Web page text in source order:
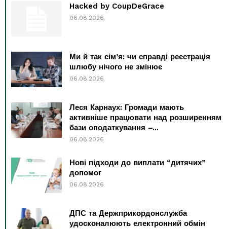
Hacked by CoupDeGrace
06.08.2026
Ми й так сім’я: чи справді реєстрація
шлюбу нічого не змінює
06.08.2026
Леся Карнаух: Громади мають
активніше працювати над розширенням
бази оподаткування –...
06.08.2026
Нові підходи до виплати “дитячих”
допомог
06.08.2026
ДПС та Держприкордонслужба
удосконалюють електронний обмін